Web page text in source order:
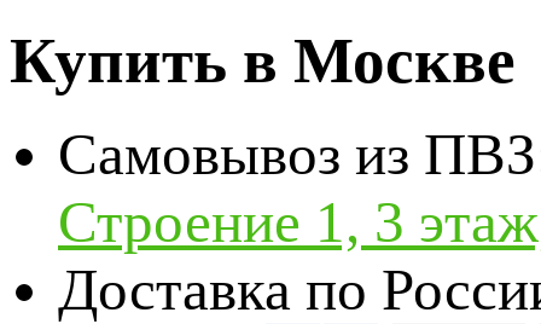
Купить в Москве
Самовывоз из
Строение 1, 3
Доставка по